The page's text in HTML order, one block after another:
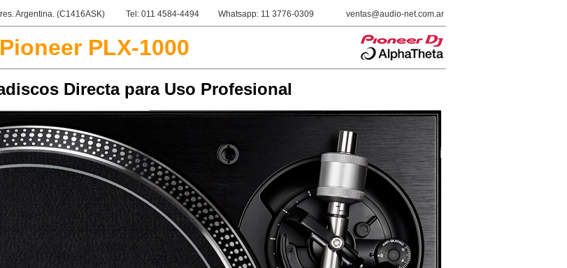
Argentina. (C1416ASK) Tel: 011 4584-4494 Whatsapp: 11 3776-0309 ventas@audio-net.com.ar
Pioneer PLX-1000
Directa para Uso Profesional